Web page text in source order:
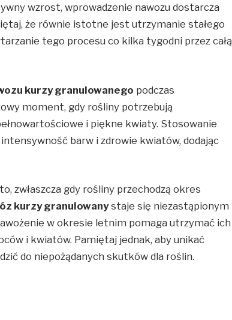
wzrost, wprowadzenie nawozu dostarcza
że równie istotne jest utrzymanie stałego
tego procesu co kilka tygodni przez całą
kurzy granulowanego podczas
moment, gdy rośliny potrzebują
i piękne kwiaty. Stosowanie
barw i zdrowie kwiatów, dodając
zwłaszcza gdy rośliny przechodzą okres
kurzy granulowanystaje się niezastąpionym
w okresie letnim pomaga utrzymać ich
i kwiatów. Pamiętaj jednak, aby unikać
do niepożądanych skutków dla roślin.